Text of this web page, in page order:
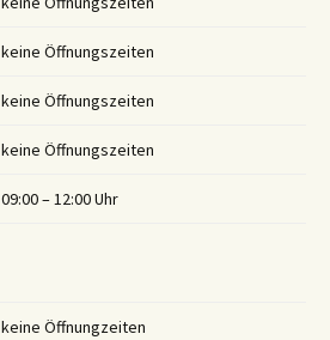
keine Öffnungszeiten
keine Öffnungszeiten
keine Öffnungszeiten
09:00 – 12:00 Uhr
keine Öffnungzeiten